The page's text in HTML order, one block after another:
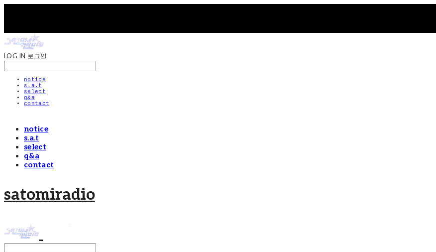
LOG IN 로그인
notice
s.a.t
select
q&a
contact
notice
s.a.t
select
q&a
contact
satomiradio